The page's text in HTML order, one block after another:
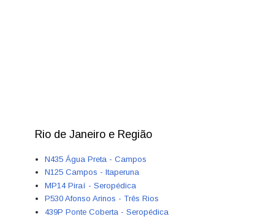
Rio de Janeiro e Região
N435 Água Preta - Campos
N125 Campos - Itaperuna
MP14 Piraí - Seropédica
P530 Afonso Arinos - Três Rios
439P Ponte Coberta - Seropédica